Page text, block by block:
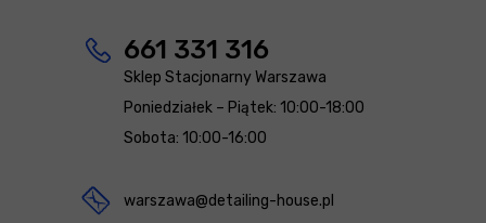
661 331 316
Sklep Stacjonarny Warszawa
Poniedziałek – Piątek: 10:00-18:00
Sobota: 10:00-16:00
warszawa@detailing-house.pl